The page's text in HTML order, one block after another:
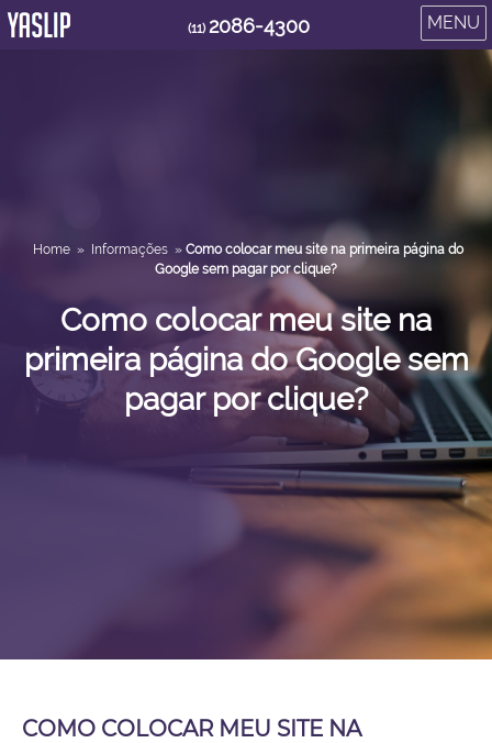
MENU
(11) 2086-4300
Home » Informações » Como colocar meu site na primeira página do
Google sem pagar por clique?
Como colocar meu site na
primeira página do Google sem
pagar por clique?
COMO COLOCAR MEU SITE NA